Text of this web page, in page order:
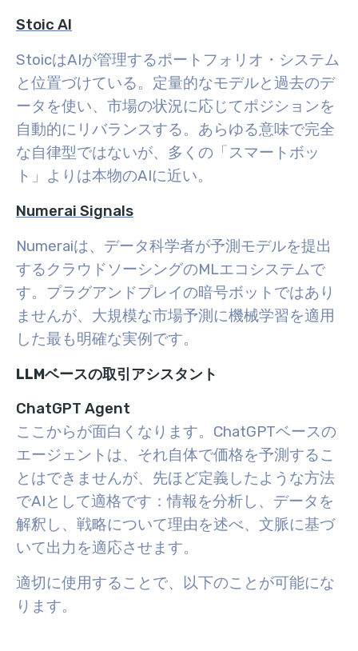
Stoic AI
StoicはAIが管理するポートフォリオ・システム
と位置づけている。定量的なモデルと過去のデ
ータを使い、市場の状況に応じてポジションを
自動的にリバランスする。あらゆる意味で完全
な自律型ではないが、多くの「スマートボッ
ト」よりは本物のAIに近い。
Numerai Signals
Numeraiは、データ科学者が予測モデルを提出
するクラウドソーシングのMLエコシステムで
す。プラグアンドプレイの暗号ボットではあり
ませんが、大規模な市場予測に機械学習を適用
した最も明確な実例です。
LLMベースの取引アシスタント
ChatGPT Agent
ここからが面白くなります。ChatGPTベースの
エージェントは、それ自体で価格を予測するこ
とはできませんが、先ほど定義したような方法
でAIとして適格です：情報を分析し、データを
解釈し、戦略について理由を述べ、文脈に基づ
いて出力を適応させます。
適切に使用することで、以下のことが可能にな
ります。